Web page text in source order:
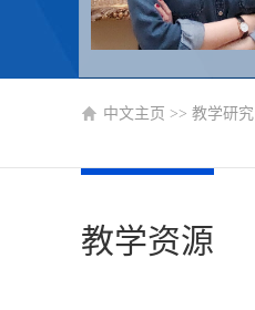
中文主页 >> 教学研究
教学资源